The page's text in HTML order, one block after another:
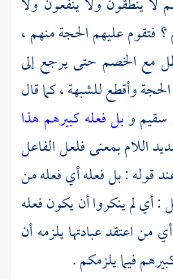
فتقوم عليهم الحجة منهم ،
مع الخصم حتى يرجع إلى
وأقطع للشبهة ، كما قال
سقيم وبل فعله كبيرهم هذا
اللام بمعنى فلعل الفاعل
قوله : بل فعله أي فعله من
: أي لم ينكروا أن يكون فعله
من اعتقد عبادتها يلزمه أن
فيما يلزمكم .